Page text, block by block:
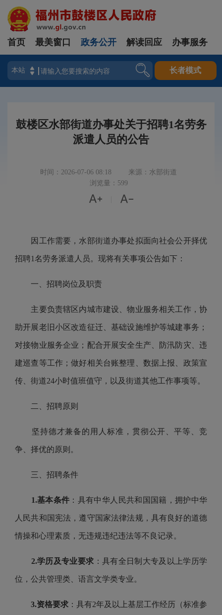
登录
首页 最美窗口 政务公开 解读回应 办事服务
长者模式
鼓楼区水部街道办事处关于招聘1名劳务
派遣人员的公告
时间：2026-07-06 08:18
来源：水部街道
浏览量：599
 
因工作需要，水部街道办事处拟面向社会公开择优
招聘1名劳务派遣人员。现将有关事项公告如下：
一、招聘岗位及职责
主要负责辖区内城市建设、物业服务相关工作，协
助开展老旧小区改造征迁、基础设施维护等城建事务；
对接物业服务企业；配合开展安全生产、防汛防灾、违
建巡查等工作；做好相关台账整理、数据上报、政策宣
传、街道24小时值班值守，以及街道其他工作事项等。
二、招聘原则
坚持德才兼备的用人标准，贯彻公开、平等、竞
争、择优的原则。
三、招聘条件
1.基本条件 ：具有中华人民共和国国籍，拥护中华
人民共和国宪法，遵守国家法律法规，具有良好的道德
情操和心理素质，无违规违纪违法等不良记录。
2.学历及专业要求 ：具有全日制大专及以上学历学
位，公共管理类、语言文学类专业。
3.资格要求 ：具有2年及以上基层工作经历（标准参